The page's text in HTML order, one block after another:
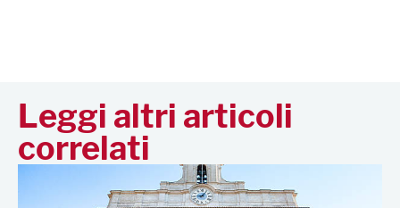
Leggi altri articoli
correlati